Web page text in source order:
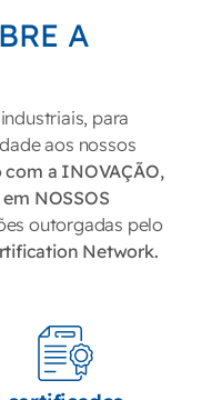
para
a INOVAÇÃO,
NOSSOS
outorgadas pelo
Network.
certificados